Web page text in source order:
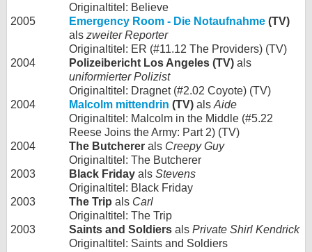
Originaltitel: Believe
2005
Emergency Room - Die Notaufnahme (TV)
als zweiter Reporter
Originaltitel: ER (#11.12 The Providers) (TV)
2004
Polizeibericht Los Angeles (TV) als
uniformierter Polizist
Originaltitel: Dragnet (#2.02 Coyote) (TV)
2004
Malcolm mittendrin (TV) als Aide
Originaltitel: Malcolm in the Middle (#5.22
Reese Joins the Army: Part 2) (TV)
2004
The Butcherer als Creepy Guy
Originaltitel: The Butcherer
2003
Black Friday als Stevens
Originaltitel: Black Friday
2003
The Trip als Carl
Originaltitel: The Trip
2003
Saints and Soldiers als Private Shirl Kendrick
Originaltitel: Saints and Soldiers